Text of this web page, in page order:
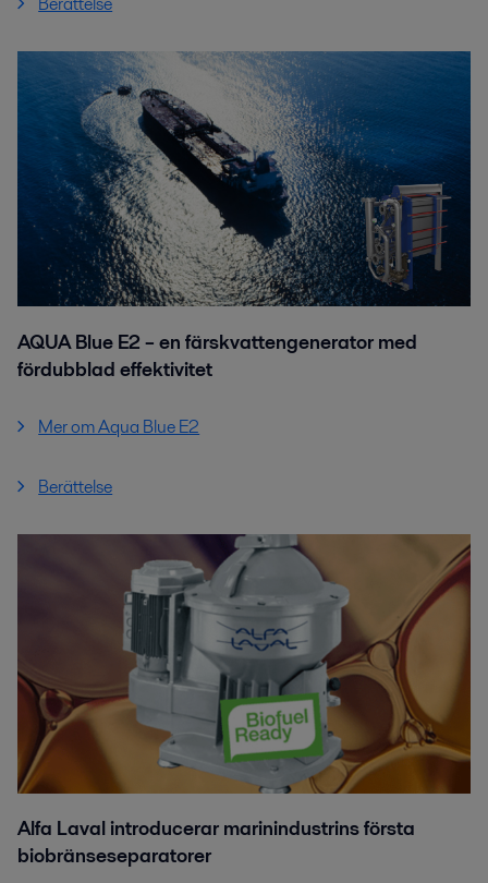
AQUA Blue E2 – en färskvattengenerator med
fördubblad effektivitet
Mer om Aqua Blue E2
Berättelse
Alfa Laval introducerar marinindustrins första
biobränseseparatorer